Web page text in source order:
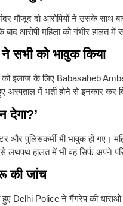
मौजूद दो आरोपियों ने उसके साथ
बाद आरोपी महिला को गंभीर
ने सभी को भावुक किया
को इलाज के लिए Babasaheb
अस्पताल में भर्ती होने से इनकार
देगा?’
और पुलिसकर्मी भी भावुक हो गए।
हालत में भी वह सिर्फ अपने
की जांच
हुए Delhi Policeने गैंगरेप की